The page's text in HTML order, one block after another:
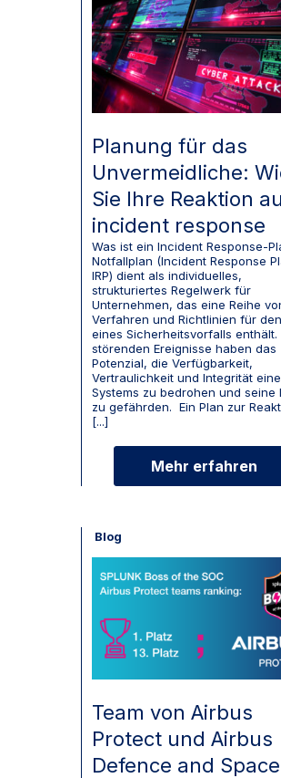
Planung für das
Unvermeidliche:
Sie Ihre Reaktion
incident response
Was ist ein Incident Response-
Notfallplan (Incident Response
IRP) dient als individuelles,
strukturiertes Regelwerk für
Unternehmen, das eine Reihe
Verfahren und Richtlinien für
eines Sicherheitsvorfalls enthält.
störenden Ereignisse haben das
Potenzial, die Verfügbarkeit,
Vertraulichkeit und Integrität
Systems zu bedrohen und seine
zu gefährden. Ein Plan zur
[...]
Mehr erfahren
Blog
Team von Airbus
Protect und Airbus
Defence and Space